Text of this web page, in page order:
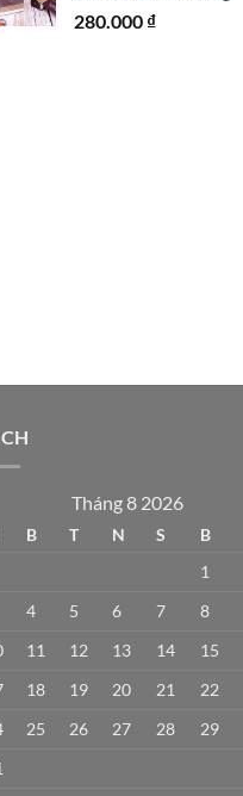
280.000 ₫
Tháng 8 2026
B T N S B
1
4 5 6 7 8
11 12 13 14 15
18 19 20 21 22
25 26 27 28 29